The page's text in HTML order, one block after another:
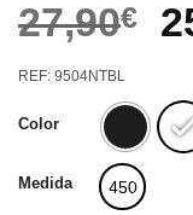
27,90€
REF: 9504NTBL
Color
Medida 450